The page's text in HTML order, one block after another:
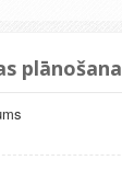
plānošana